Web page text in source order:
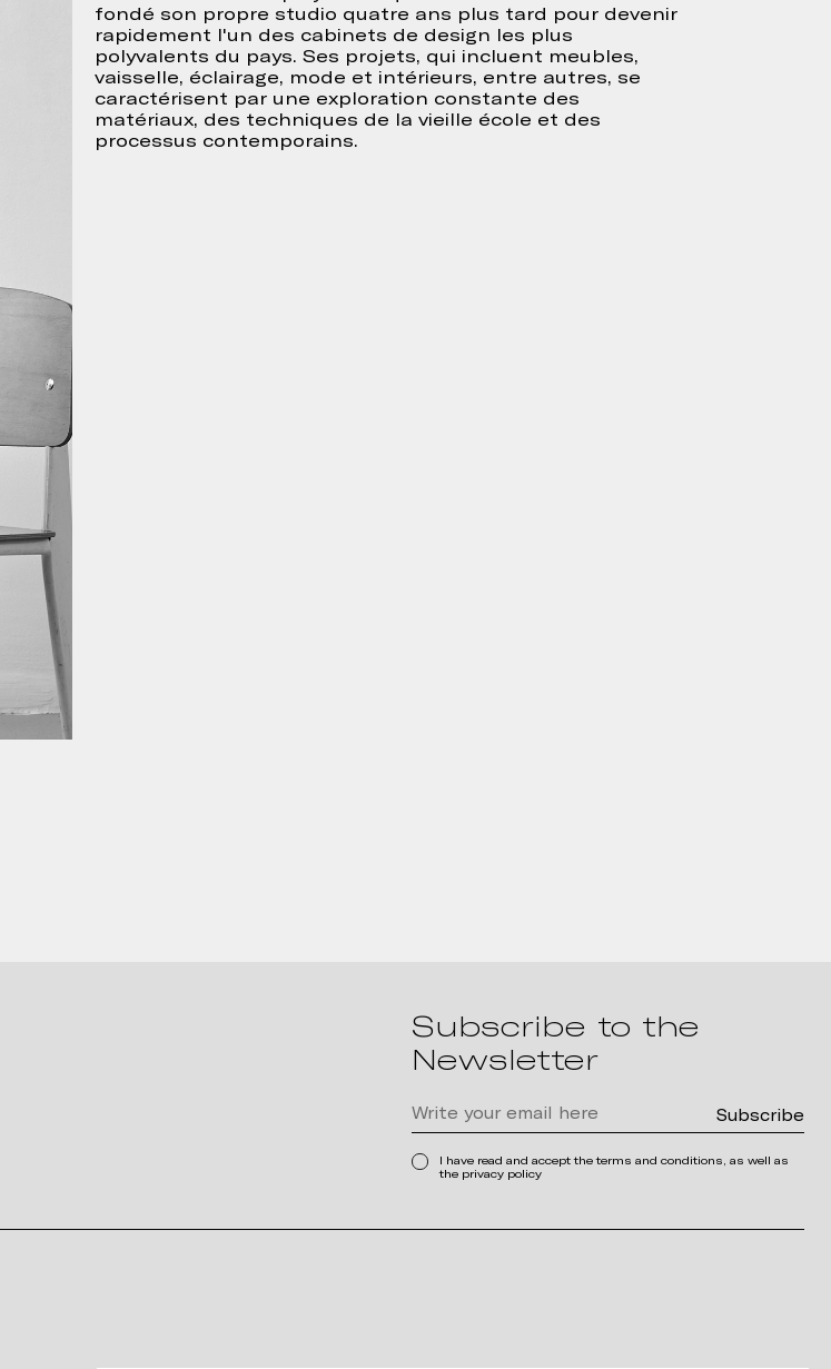
fondé son propre studio quatre ans plus tard pour devenir
rapidement l'un des cabinets de design les plus
polyvalents du pays. Ses projets, qui incluent meubles,
vaisselle, éclairage, mode et intérieurs, entre autres, se
caractérisent par une exploration constante des
matériaux, des techniques de la vieille école et des
processus contemporains.
Subscribe to the
Newsletter
I have read and accept the terms and conditions, as well as
the privacy policy